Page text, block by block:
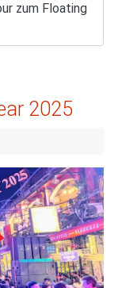
zum Floating
2025